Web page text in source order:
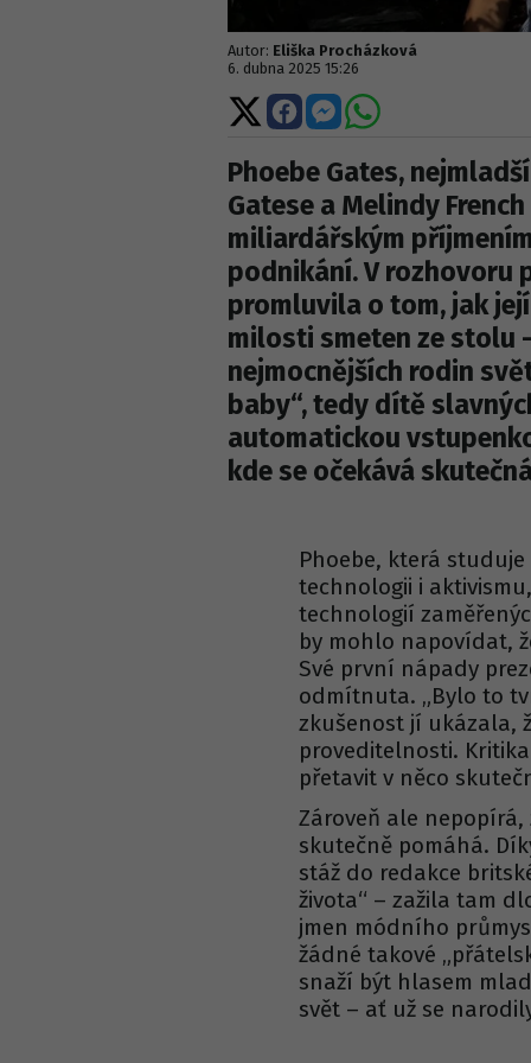
Autor: Eliška Procházková
6. dubna 2025 15:26
Sdílet
na
Sdílet
na
Sdílet
na
Sdílet
Phoebe Gates,
Gatese a Melindy
miliardářským
podnikání. V rozhovoru
promluvila o tom, jak
milosti smeten ze stolu
nejmocnějších rodin
baby“, tedy dítě
automatickou
kde se očekává
Phoebe, která
technologii i
technologií
by mohlo napovídat,
Své první nápady
odmítnuta. „Bylo to
zkušenost jí ukázala,
proveditelnosti.
přetavit v něco
Zároveň ale
skutečně pomáhá.
stáž do redakce
života“ – zažila tam
jmen módního
žádné takové
snaží být hlasem
svět – ať už se